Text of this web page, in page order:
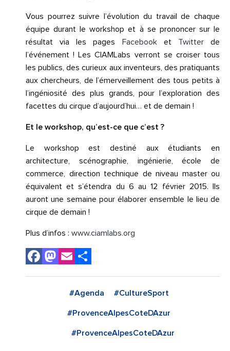
Vous pourrez suivre l’évolution du travail de chaque
équipe durant le workshop et à se prononcer sur le
résultat via les pages Facebooket Twitterde
l’événement ! Les CIAMLabs verront se croiser tous
les publics, des curieux aux inventeurs, des pratiquants
aux chercheurs, de l’émerveillement des tous petits à
l’ingéniosité des plus grands, pour l’exploration des
facettes du cirque d’aujourd’hui… et de demain !
Et le workshop, qu’est-ce que c’est ?
Le workshop est destiné aux étudiants en
architecture, scénographie, ingénierie, école de
commerce, direction technique de niveau master ou
équivalent et s’étendra du 6 au 12 février 2015. Ils
auront une semaine pour élaborer ensemble le lieu de
cirque de demain !
Plus d’infos : www.ciamlabs.org
Facebook
Mastodon
Email
#Agenda #CultureSport
#ProvenceAlpesCoteDAzur
#ProvenceAlpesCoteDAzur